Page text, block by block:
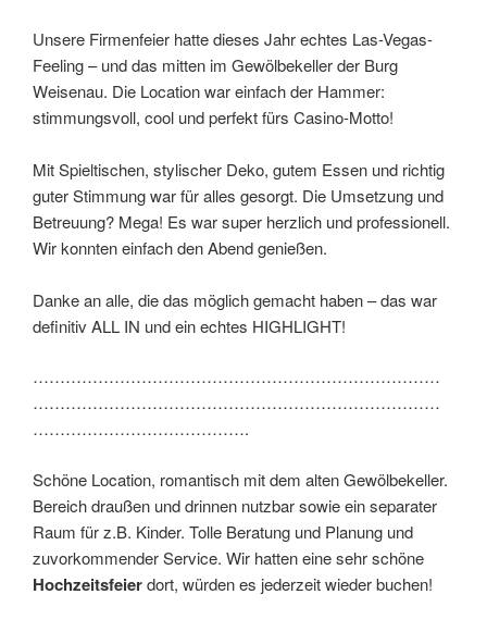
Unsere Firmenfeier hatte dieses Jahr echtes Las-Vegas-
Feeling – und das mitten im Gewölbekeller der Burg
Weisenau. Die Location war einfach der Hammer:
stimmungsvoll, cool und perfekt fürs Casino-Motto!
Mit Spieltischen, stylischer Deko, gutem Essen und richtig
guter Stimmung war für alles gesorgt. Die Umsetzung und
Betreuung? Mega! Es war super herzlich und professionell.
Wir konnten einfach den Abend genießen.
Danke an alle, die das möglich gemacht haben – das war
definitiv ALL IN und ein echtes HIGHLIGHT!
…………………………………………………………………
…………………………………………………………………
………………………………….
Schöne Location, romantisch mit dem alten Gewölbekeller.
Bereich draußen und drinnen nutzbar sowie ein separater
Raum für z.B. Kinder. Tolle Beratung und Planung und
zuvorkommender Service. Wir hatten eine sehr schöne
Hochzeitsfeierdort, würden es jederzeit wieder buchen!